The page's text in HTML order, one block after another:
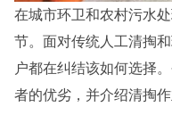
在城市环卫和农村污水
节。面对传统人工清掏
户都在纠结该如何选择
者的优劣，并介绍清掏作